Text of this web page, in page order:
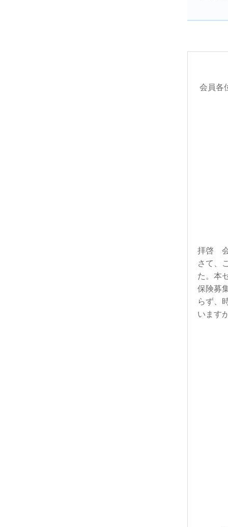
会員各
拝啓 会
さて、
た。 本
保険募
らず、
います